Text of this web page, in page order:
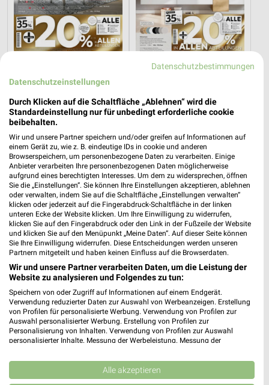
Angebote ab 08.08.
34,6 km
XXXLutz
34,6 km
Musterring
Gültig bis Fr. 14.08.
XXXLutz
34,6 km
Gartenmöbel-Abverkauf
Gültig bis Fr. 28.08.
Datenschutzbestimmungen
Datenschutzeinstellungen
Durch Klicken auf die Schaltfläche „Ablehnen“ wird die
Standardeinstellung nur für unbedingt erforderliche cookie
beibehalten.
Wir und unsere Partner speichern und/oder greifen auf Informationen auf
einem Gerät zu, wie z. B. eindeutige IDs in cookie und anderen
Browserspeichern, um personenbezogene Daten zu verarbeiten. Einige
Anbieter verarbeiten Ihre personenbezogenen Daten möglicherweise
aufgrund eines berechtigten Interesses. Um dem zu widersprechen, öffnen
Sie die „Einstellungen“. Sie können Ihre Einstellungen akzeptieren, ablehnen
oder verwalten, indem Sie auf die Schaltfläche „Einstellungen verwalten“
klicken oder jederzeit auf die Fingerabdruck-Schaltfläche in der linken
unteren Ecke der Website klicken. Um Ihre Einwilligung zu widerrufen,
klicken Sie auf den Fingerabdruck oder den Link in der Fußzeile der Website
und klicken Sie auf den Menüpunkt „Meine Daten“. Auf dieser Seite können
Sie Ihre Einwilligung widerrufen. Diese Entscheidungen werden unseren
Partnern mitgeteilt und haben keinen Einfluss auf die Browserdaten.
Wir und unsere Partner verarbeiten Daten, um die Leistung der
Website zu analysieren und Folgendes zu tun:
Speichern von oder Zugriff auf Informationen auf einem Endgerät.
Verwendung reduzierter Daten zur Auswahl von Werbeanzeigen. Erstellung
von Profilen für personalisierte Werbung. Verwendung von Profilen zur
Auswahl personalisierter Werbung. Erstellung von Profilen zur
Personalisierung von Inhalten. Verwendung von Profilen zur Auswahl
personalisierter Inhalte. Messung der Werbeleistung. Messung der
Kombinationen von Daten aus verschiedenen Quellen. Entwicklung und
Verbesserung der Angebote. Verwendung reduzierter Daten zur Auswahl
von Inhalten.
Alle akzeptieren